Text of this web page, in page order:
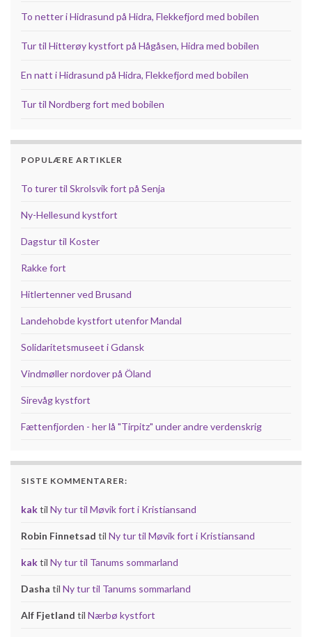
To netter i Hidrasund på Hidra, Flekkefjord med bobilen
Tur til Hitterøy kystfort på Hågåsen, Hidra med bobilen
En natt i Hidrasund på Hidra, Flekkefjord med bobilen
Tur til Nordberg fort med bobilen
POPULÆRE ARTIKLER
To turer til Skrolsvik fort på Senja
Ny-Hellesund kystfort
Dagstur til Koster
Rakke fort
Hitlertenner ved Brusand
Landehobde kystfort utenfor Mandal
Solidaritetsmuseet i Gdansk
Vindmøller nordover på Öland
Sirevåg kystfort
Fættenfjorden - her lå "Tirpitz" under andre verdenskrig
SISTE KOMMENTARER:
kaktil Ny tur til Møvik fort i Kristiansand
Robin Finnetsad til Ny tur til Møvik fort i Kristiansand
kaktil Ny tur til Tanums sommarland
Dasha til Ny tur til Tanums sommarland
Alf Fjetland til Nærbø kystfort